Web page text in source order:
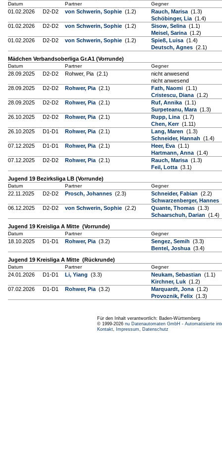
Datum Partner Gegner
01.02.2026 D2-D2 von Schwerin, Sophie (1.2) Rauch, Marisa (1.3)
Schöbinger, Lia (1.4)
01.02.2026
D2-D2 von Schwerin, Sophie (1.2) Sisow, Selina (1.1)
Meisel, Sarina (1.2)
01.02.2026
D2-D2 von Schwerin, Sophie (1.2) Spieß, Luisa (1.4)
Deutsch, Agnes (2.1)
Mädchen Verbandsoberliga Gr.A1 (Vorrunde)
Datum Partner Gegner
28.09.2025 D2-D2 Rohwer, Pia (2.1)
nicht anwesend
nicht anwesend
28.09.2025
D2-D2 Rohwer, Pia (2.1) Fath, Naomi (1.1)
Cristescu, Diana (1.2)
28.09.2025
D2-D2 Rohwer, Pia (2.1) Ruf, Annika (1.1)
Surpeteanu, Mara (1.3)
26.10.2025
D2-D2 Rohwer, Pia (2.1) Rupp, Lina (1.7)
Chen, Kerr (1.11)
26.10.2025
D1-D1 Rohwer, Pia (2.1) Lang, Maren (1.3)
Schneider, Hannah (1.4)
07.12.2025
D1-D1 Rohwer, Pia (2.1) Heer, Eva (1.1)
Hartmann, Anna (1.4)
07.12.2025
D2-D2 Rohwer, Pia (2.1) Rauch, Marisa (1.3)
Feil, Lotta (3.1)
Jugend 19 Bezirksliga LB (Vorrunde)
Datum Partner Gegner
22.11.2025 D2-D2 Prosch, Johannes (2.3) Schneider, Fabian (2.2)
Schwarzenberger, Hannes
06.12.2025
D2-D2 von Schwerin, Sophie (2.2) Quante, Thomas (1.3)
Schaarschuh, Darian (1.4)
Jugend 19 Kreisliga A Mitte (Vorrunde)
Datum Partner Gegner
18.10.2025 D1-D1 Rohwer, Pia (3.2) Sengez, Semih (3.3)
Bentel, Joshua (3.4)
Jugend 19 Kreisliga A Mitte (Rückrunde)
Datum Partner Gegner
24.01.2026 D1-D1 Li, Yiang (3.3) Neukam, Sebastian (1.1)
Kirchner, Luk (1.2)
07.02.2026
D1-D1 Rohwer, Pia (3.2) Marquardt, Jona (1.2)
Provoznik, Felix (1.3)
Für den Inhalt verantwortlich: Baden-Württemberg
© 1999-2026 nu Datenautomaten GmbH - Automatisierte
Kontakt, Impressum, Datenschutz